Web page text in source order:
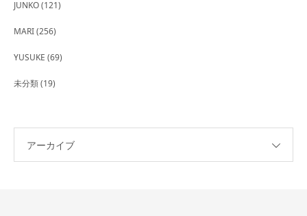
JUNKO(121)
MARI(256)
YUSUKE (69)
未分類(19)
アーカイブ